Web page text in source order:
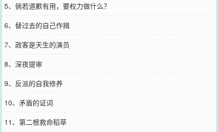
5、倘若道歉有用，要权力做什么？
6、替过去的自己作揖
7、政客是天生的演员
8、深夜提审
9、反派的自我修养
10、矛盾的证词
11、第二根救命稻草